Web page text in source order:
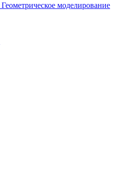
Геометрическое моделирование